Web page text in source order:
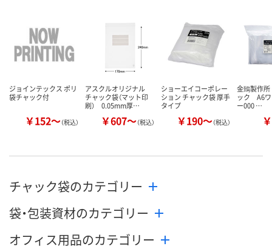
カ
ジョインテックス ポリ
袋チャック付
￥152～（税込）
アスクルオリジナル
チャック袋（マット印
刷） 0.05mm厚…
￥607～（税込）
ショーエイコーポレー
ション チャック袋 厚手
タイプ
￥190～（税込）
金鵄製作
ック A6ワ
ー000 …
チャック袋のカテゴリー
袋・包装資材のカテゴリー
オフィス用品のカテゴリー